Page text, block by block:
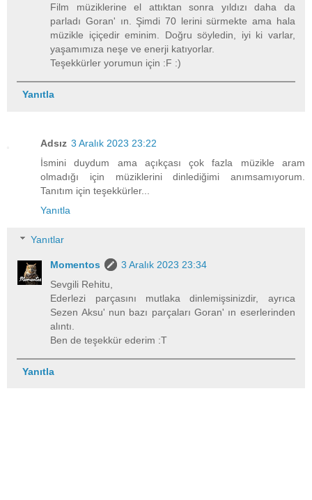
Film müziklerine el attıktan sonra yıldızı daha da
parladı Goran' ın. Şimdi 70 lerini sürmekte ama hala
müzikle içiçedir eminim. Doğru söyledin, iyi ki varlar,
yaşamımıza neşe ve enerji katıyorlar.
Teşekkürler yorumun için :F :)
Yanıtla
Adsız 3 Aralık 2023 23:22
İsmini duydum ama açıkçası çok fazla müzikle aram
olmadığı için müziklerini dinlediğimi anımsamıyorum.
Tanıtım için teşekkürler...
Yanıtla
Yanıtlar
Momentos
3 Aralık 2023 23:34
Sevgili Rehitu,
Ederlezi parçasını mutlaka dinlemişsinizdir, ayrıca
Sezen Aksu' nun bazı parçaları Goran' ın eserlerinden
alıntı.
Ben de teşekkür ederim :T
Yanıtla